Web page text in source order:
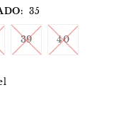
35
39 40